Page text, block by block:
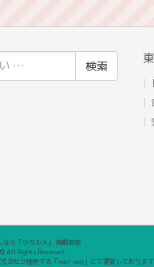
ら「ウカルメ」 掲載教室
All Rights Reserved.
社が提供する「mapl web」にて運営しております